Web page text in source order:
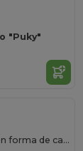
"Puky"
NEWPORT Llavero metálico en forma de casa con recubrimiento de cobre